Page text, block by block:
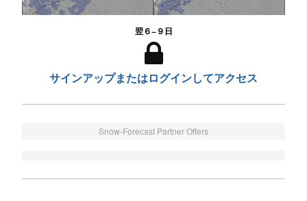
翌６−９日
サインアップまたはログインしてアクセス
Snow-Forecast Partner Offers